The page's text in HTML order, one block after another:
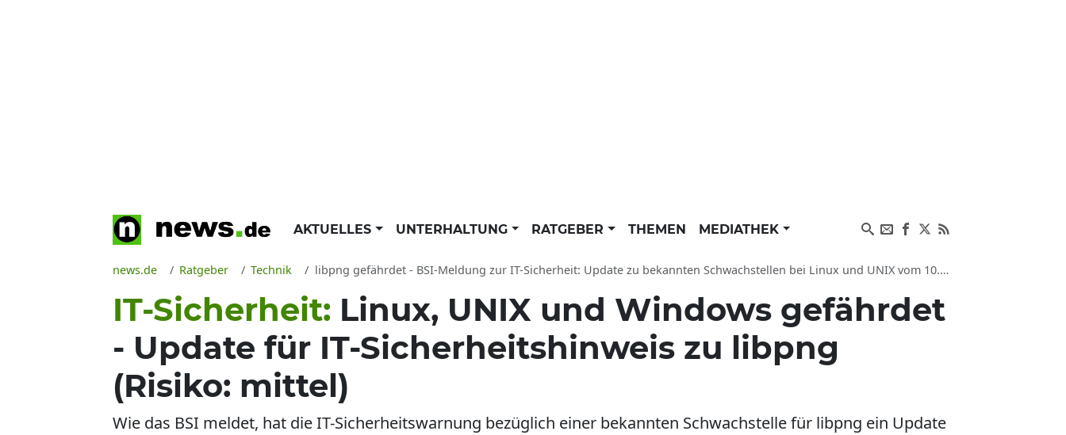
AKTUELLES UNTERHALTUNG RATGEBER THEMEN MEDIATHEK
news.de Ratgeber Technik libpng gefährdet - BSI-Meldung zur IT-Sicherheit: Update zu bekannten Schwachstellen bei Linux und UNIX vom 10.05.2026
IT-Sicherheit: Linux, UNIX und Windows gefährdet
- Update für IT-Sicherheitshinweis zu libpng
(Risiko: mittel)
Wie das BSI meldet, hat die IT-Sicherheitswarnung bezüglich einer bekannten Schwachstelle für libpng ein Update